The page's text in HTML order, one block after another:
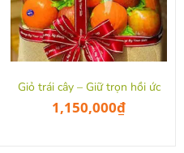
Giỏ trái cây – Giữ trọn hồi ức
1,150,000₫